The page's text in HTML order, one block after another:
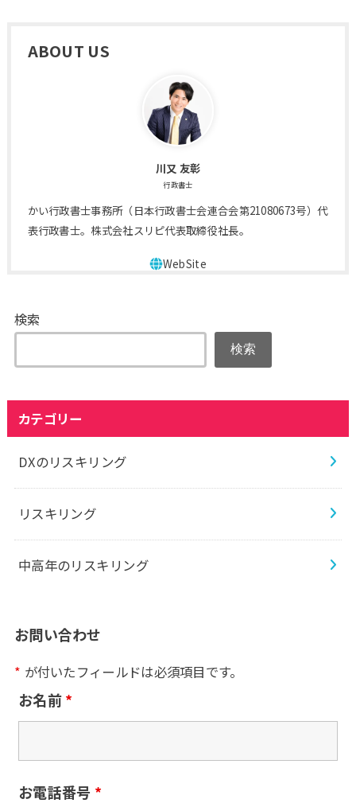
ABOUT US
川又 友彰
行政書士
かい行政書士事務所（日本行政書士会連合会第21080673号）代
表行政書士。株式会社スリピ代表取締役社長。
検索
検索
カテゴリー
DXのリスキリング
リスキリング
中高年のリスキリング
お問い合わせ
* が付いたフィールドは必須項目です。
お名前*
お電話番号 *